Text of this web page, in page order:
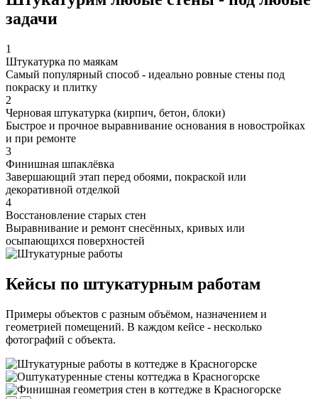
задачи
1
Штукатурка по маякам
Самый популярный способ - идеально ровные стены под
покраску и плитку
2
Черновая штукатурка (кирпич, бетон, блоки)
Быстрое и прочное выравнивание основания в новостройках
и при ремонте
3
Финишная шпаклёвка
Завершающий этап перед обоями, покраской или
декоративной отделкой
4
Восстановление старых стен
Выравнивание и ремонт снесённых, кривых или
осыпающихся поверхностей
Кейсы по штукатурным работам
Примеры объектов с разным объёмом, назначением и
геометрией помещений. В каждом кейсе - несколько
фотографий с объекта.